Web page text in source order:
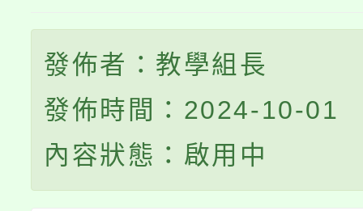
發佈者：教學組長
發佈時間：2024-10-01
內容狀態：啟用中